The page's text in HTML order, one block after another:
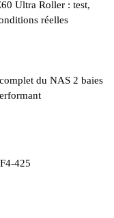
Ultra Roller : test,
réelles
du NAS 2 baies
425